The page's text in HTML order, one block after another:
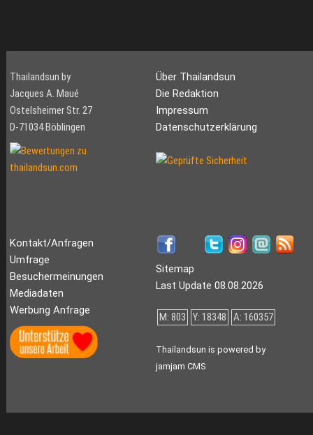
Thailandsun by
Jacques A. Maué
Ostelsheimer Str. 27
D-71034 Böblingen
Über Thailandsun
Die Redaktion
Impressum
Datenschutzerklärung
Kontakt/Anfragen
Umfrage
Besuchermeinungen
Mediadaten
Werbung Anfrage
Sitemap
Last Update 08.08.2026
M: 803 Y: 18348 A: 160357
Thailandsun is powered by
jamjam CMS